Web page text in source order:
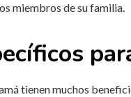
miembros de su familia.
tienen muchos